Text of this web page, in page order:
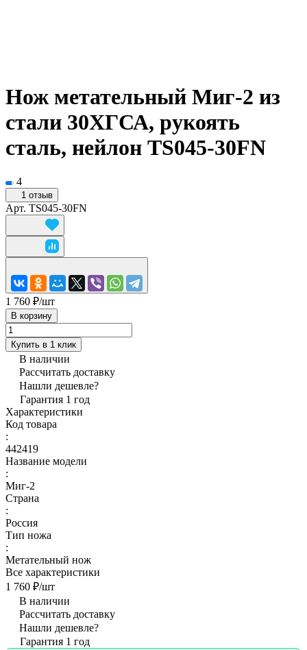
Нож метательный Миг-2 из
стали 30ХГСА, рукоять
сталь, нейлон TS045-30FN
4
1 отзыв
Арт. TS045-30FN
1 760 ₽/шт
В корзину
Купить в 1 клик
В наличии
Рассчитать доставку
Нашли дешевле?
Гарантия 1 год
Характеристики
Код товара
:
442419
Название модели
:
Миг-2
Страна
:
Россия
Тип ножа
:
Метательный нож
Все характеристики
1 760 ₽/шт
В наличии
Рассчитать доставку
Нашли дешевле?
Гарантия 1 год